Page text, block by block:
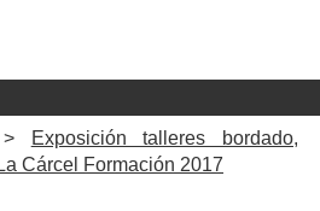
Exposición talleres bordado,
Cárcel Formación 2017